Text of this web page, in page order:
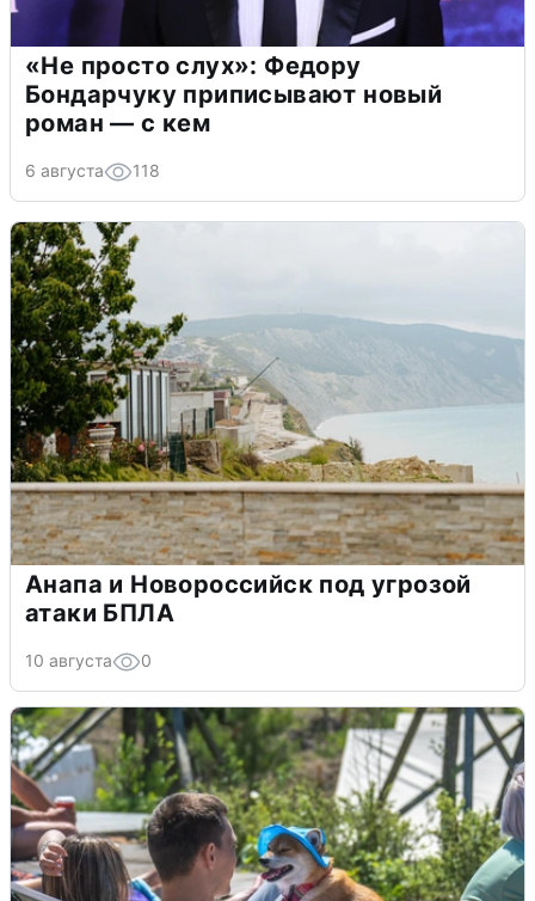
«Не просто слух»: Федору
Бондарчуку приписывают новый
роман — с кем
6 августа 118
Анапа и Новороссийск под угрозой
атаки БПЛА
10 августа 0